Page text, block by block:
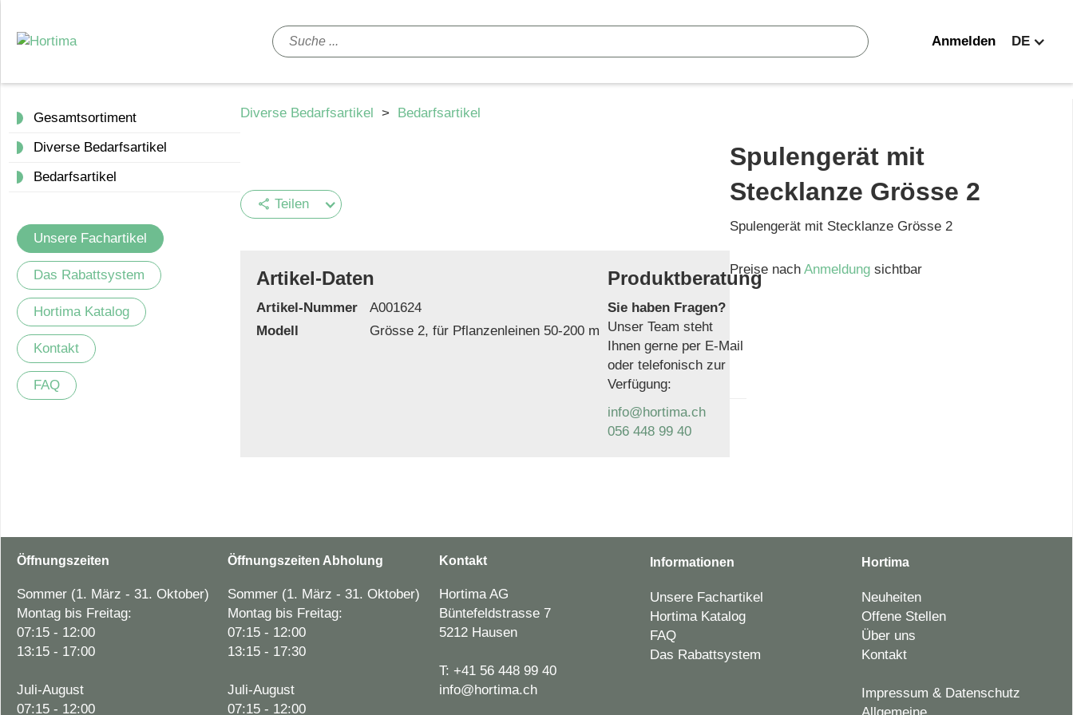
Anmelden DE
Gesamtsortiment
Diverse Bedarfsartikel
Bedarfsartikel
Unsere Fachartikel
Das Rabattsystem
Hortima Katalog
Kontakt
FAQ
Diverse Bedarfsartikel > Bedarfsartikel
share Teilen
Artikel-Daten
Artikel-Nummer
A001624
Modell
Grösse 2, für Pflanzenleinen 50-200 m
Produktberatung
Sie haben Fragen?
Unser Team steht
Ihnen gerne per E-Mail
oder telefonisch zur
Verfügung:
info@hortima.ch
056 448 99 40
Spulengerät mit
Stecklanze Grösse 2
Spulengerät mit Stecklanze Grösse 2
Preise nachAnmeldungsichtbar
Öffnungszeiten
Sommer (1. März - 31. Oktober)
Montag bis Freitag:
07:15 - 12:00
13:15 - 17:00
Juli-August
07:15 - 12:00
Öffnungszeiten Abholung
Sommer (1. März - 31. Oktober)
Montag bis Freitag:
07:15 - 12:00
13:15 - 17:30
Juli-August
07:15 - 12:00
Kontakt
Hortima AG
Büntefeldstrasse 7
5212 Hausen
T: +41 56 448 99 40
info@hortima.ch
Informationen
Unsere Fachartikel
Hortima Katalog
FAQ
Das Rabattsystem
Hortima
Neuheiten
Offene Stellen
Über uns
Kontakt
Impressum & Datenschutz